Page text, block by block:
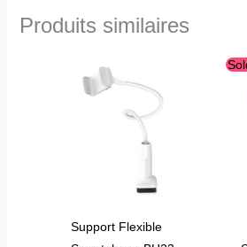
Produits similaires
Support Flexible